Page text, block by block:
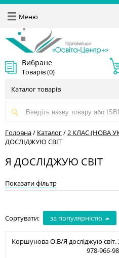
Меню
Вибране
Товарів (0)
Каталог товарів
Головна/ Каталог/2 КЛАС (НОВА
ДОСЛІДЖУЮ СВІТ
Я ДОСЛІДЖУЮ СВІТ
Показати фільтр
Сортувати: за популярністю
Коршунова О.В/Я досліджую світ.
978-966-